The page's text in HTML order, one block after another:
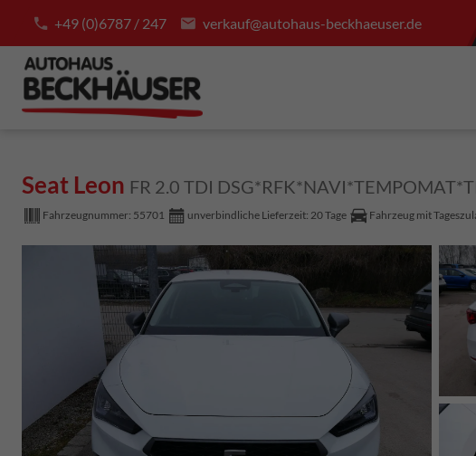
+49 (0)6787 / 247 verkauf@autohaus-beckhaeuser.de
Seat Leon FR 2.0 TDI
Fahrzeugnummer: 55701 unverbindliche Lieferzeit: 20 Tage Fahrzeug mit